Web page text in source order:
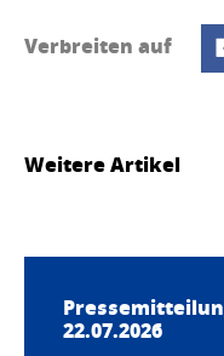
Verbreiten auf
Weitere Artikel
22.07.2026